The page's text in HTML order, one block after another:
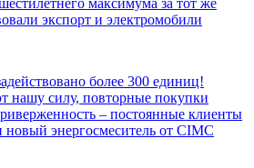
экспорт и электромобили
более 300 единиц!
нашу силу, повторные покупки
– постоянные клиенты
энергосмеситель от CIMC